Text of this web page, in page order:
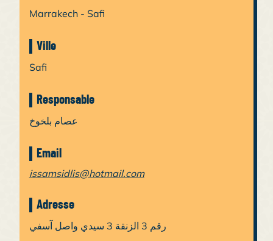
Marrakech - Safi
Ville
Safi
Responsable
عصام بلخوخ
Email
issamsidlis@hotmail.com
Adresse
رقم 3 الزنقة 3 سيدي واصل آسفي